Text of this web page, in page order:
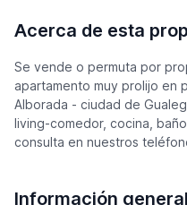
Acerca de esta
Se vende o permuta por
apartamento muy prolijo en
Alborada - ciudad de
living-comedor, cocina,
consulta en nuestros
Información general